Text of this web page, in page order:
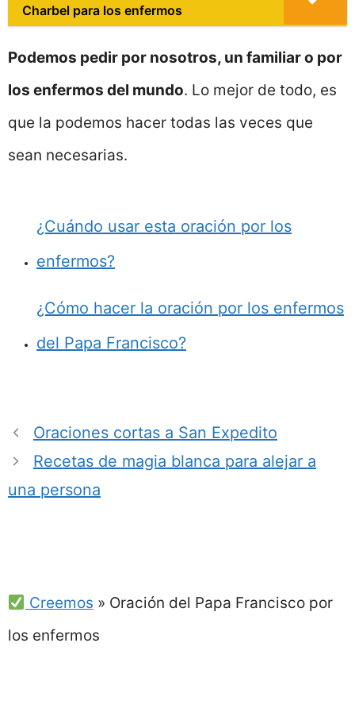
Charbel para los enfermos
Podemos pedir por nosotros, un familiar o por
los enfermos del mundo. Lo mejor de todo, es
que la podemos hacer todas las veces que
sean necesarias.
¿Cuándo usar esta oración por los
enfermos?
¿Cómo hacer la oración por los enfermos
del Papa Francisco?
Oraciones cortas a San Expedito
Recetas de magia blanca para alejar a
una persona
Creemos » Oración del Papa Francisco por
los enfermos